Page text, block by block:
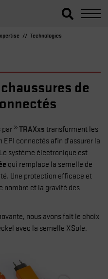
Technologies
de
par TRAXxstransforment les
connectés afin d’assurer la
système électronique est
qui remplace la semelle de
Une protection efficace et
nombre et la gravité des
nous avons fait le choix
avec la semelle XSole.